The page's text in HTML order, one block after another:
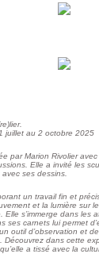
juillet au 2 octobre 2025
par Marion Rivolier
Elle a invité les
ses dessins.
un travail fin et
et la lumière sur
s’immerge dans les
ses carnets lui permet
outil d’observation et
Découvrez dans cette
a tissé avec la